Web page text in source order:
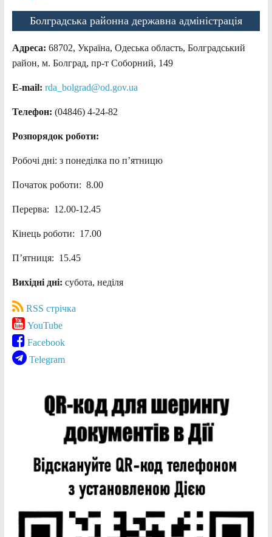
Болградська районна державна адміністрація
Адреса: 68702, Україна, Одеська область, Болградський
район, м. Болград, пр-т Соборний, 149
E-mail: rda_bolgrad@od.gov.ua
Телефон: (04846) 4-24-82
Розпорядок роботи:
Робочі дні: з понеділка по п’ятницю
Початок роботи: 8.00
Перерва: 12.00-12.45
Кінець роботи: 17.00
П’ятниця: 15.45
Вихідні дні: субота, неділя
RSS стрічка
YouTube
Facebook
Telegram